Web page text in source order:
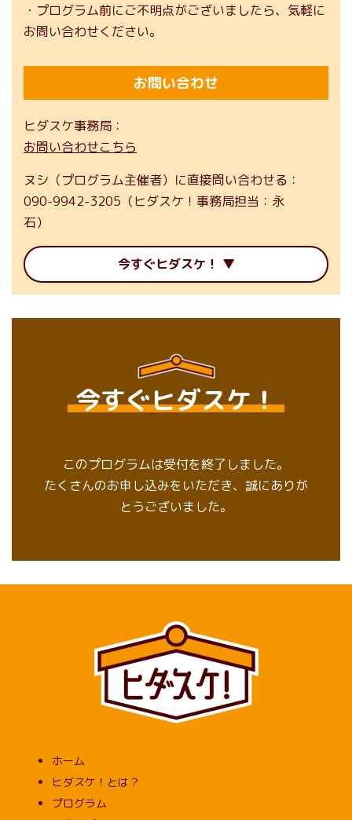
・プログラム前にご不明点がございましたら、気軽に
お問い合わせください。
お問い合わせ
ヒダスケ事務局
お問い合わせこちら
ヌシ（プログラム主催者）に直接問い合わせる
090-9942-3205（ヒダスケ！事務局担当：永
石）
今すぐヒダスケ！
今すぐヒダスケ！
このプログラムは受付を終了しました。
たくさんのお申し込みをいただき、誠にありが
とうございました。
ホーム
ヒダスケ！とは？
プログラム